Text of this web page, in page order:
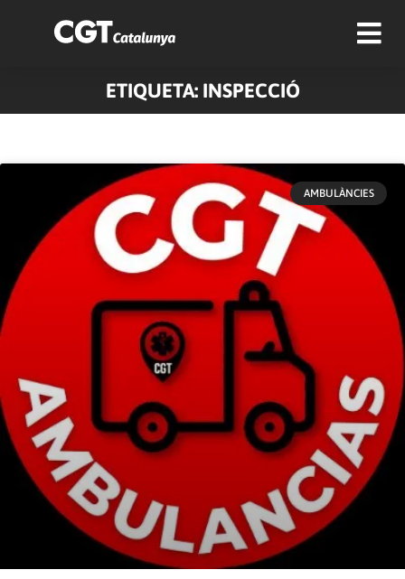
ETIQUETA: INSPECCIÓ
AMBULÀNCIES